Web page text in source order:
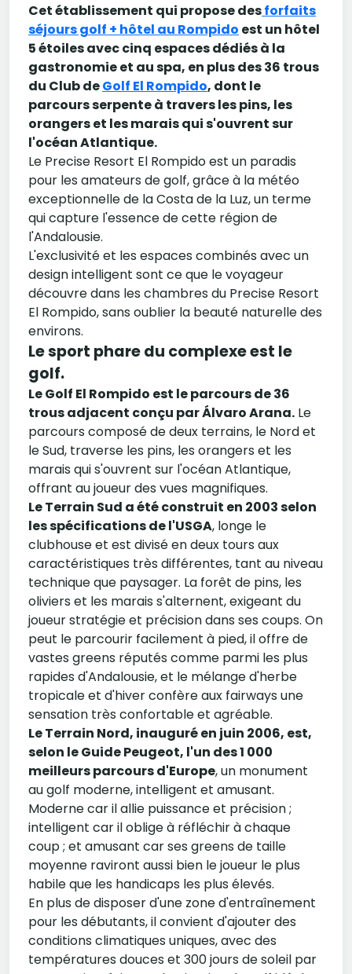
Cet établissement qui propose desforfaits
séjours golf + hôtel au Rompido est un hôtel
5 étoiles avec cinq espaces dédiés à la
gastronomie et au spa, en plus des 36 trous
du Club deGolf El Rompido, dont le
parcours serpente à travers les pins, les
orangers et les marais qui s'ouvrent sur
l'océan Atlantique.
Le Precise Resort El Rompido est un paradis
pour les amateurs de golf, grâce à la météo
exceptionnelle de la Costa de la Luz, un terme
qui capture l'essence de cette région de
l'Andalousie.
L'exclusivité et les espaces combinés avec un
design intelligent sont ce que le voyageur
découvre dans les chambres du Precise Resort
El Rompido, sans oublier la beauté naturelle des
environs.
Le sport phare du complexe est le
golf.
Le Golf El Rompido est le parcours de 36
trous adjacent conçu par Álvaro Arana. Le
parcours composé de deux terrains, le Nord et
le Sud, traverse les pins, les orangers et les
marais qui s'ouvrent sur l'océan Atlantique,
offrant au joueur des vues magnifiques.
Le Terrain Sud a été construit en 2003 selon
les spécifications de l'USGA, longe le
clubhouse et est divisé en deux tours aux
caractéristiques très différentes, tant au niveau
technique que paysager. La forêt de pins, les
oliviers et les marais s'alternent, exigeant du
joueur stratégie et précision dans ses coups. On
peut le parcourir facilement à pied, il offre de
vastes greens réputés comme parmi les plus
rapides d'Andalousie, et le mélange d'herbe
tropicale et d'hiver confère aux fairways une
sensation très confortable et agréable.
Le Terrain Nord, inauguré en juin 2006, est,
selon le Guide Peugeot, l'un des 1 000
meilleurs parcours d'Europe, un monument
au golf moderne, intelligent et amusant.
Moderne car il allie puissance et précision ;
intelligent car il oblige à réfléchir à chaque
coup ; et amusant car ses greens de taille
moyenne raviront aussi bien le joueur le plus
habile que les handicaps les plus élevés.
En plus de disposer d'une zone d'entraînement
pour les débutants, il convient d'ajouter des
conditions climatiques uniques, avec des
températures douces et 300 jours de soleil par